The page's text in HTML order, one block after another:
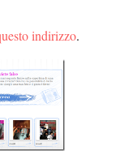
indirizzo.